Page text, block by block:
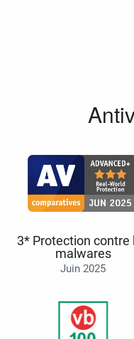
3* Protection contre
malwares
Juin 2025